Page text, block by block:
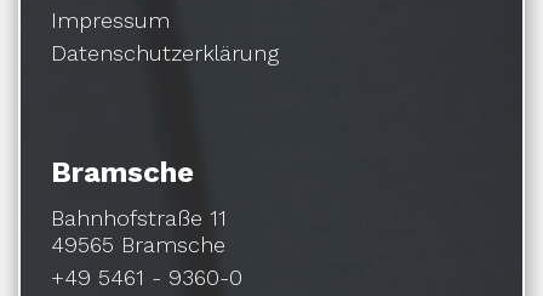
Impressum
Datenschutzerklärung
Bramsche
Bahnhofstraße 11
49565 Bramsche
+49 5461 - 9360-0